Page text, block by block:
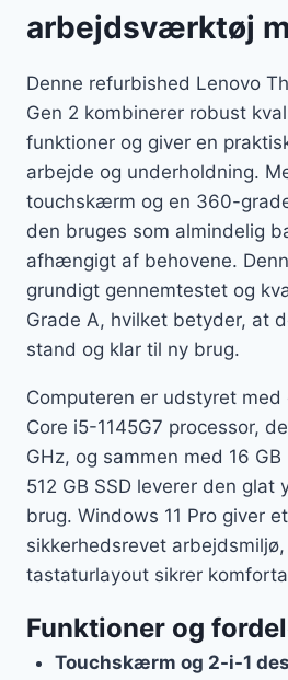
arbejdsværktøj
Denne refurbished Lenovo
Gen 2 kombinerer robust
funktioner og giver en
arbejde og underholdning.
touchskærm og en 360-
den bruges som almindelig
afhængigt af behovene.
grundigt gennemtestet og
Grade A, hvilket betyder, at
stand og klar til ny brug.
Computeren er udstyret
Core i5-1145G7 processor,
GHz, og sammen med 16
512 GB SSD leverer den glat
brug. Windows 11 Pro giver
sikkerhedsrevet
tastaturlayout sikrer
Funktioner og
Touchskærm og 2-i-1